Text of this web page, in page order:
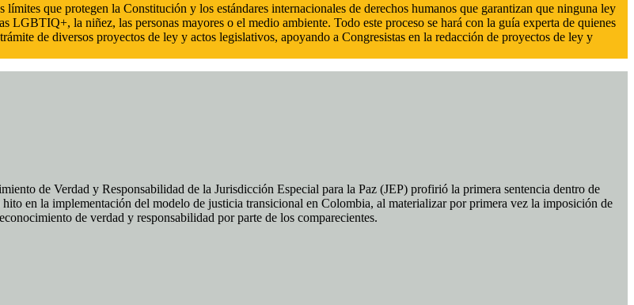
que protegen la Constitución y los estándares internacionales de derechos humanos que garantizan que ninguna ley
LGBTIQ+, la niñez, las personas mayores o el medio ambiente. Todo este proceso se hará con la guía experta de quienes
de diversos proyectos de ley y actos legislativos, apoyando a Congresistas en la redacción de proyectos de ley y
de Verdad y Responsabilidad de la Jurisdicción Especial para la Paz (JEP) profirió la primera sentencia dentro de
en la implementación del modelo de justicia transicional en Colombia, al materializar por primera vez la imposición de
de verdad y responsabilidad por parte de los comparecientes.